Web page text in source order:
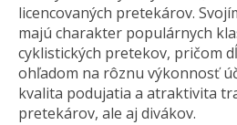
licencovaných pretekárov.
majú charakter populárnych
cyklistických pretekov, pričom
ohľadom na rôznu výkonnosť
kvalita podujatia a atraktivita
pretekárov, ale aj divákov.